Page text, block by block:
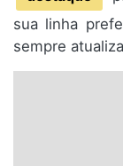
sua linha
sempre